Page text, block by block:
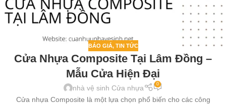
BÁO GIÁ, TIN TỨC
Cửa Nhựa Composite Tại Lâm Đồng –
Mẫu Cửa Hiện Đại
nhà vệ sinh Cửa nhựa 0
Cửa nhựa Composite là một lựa chọn phổ biến cho các công